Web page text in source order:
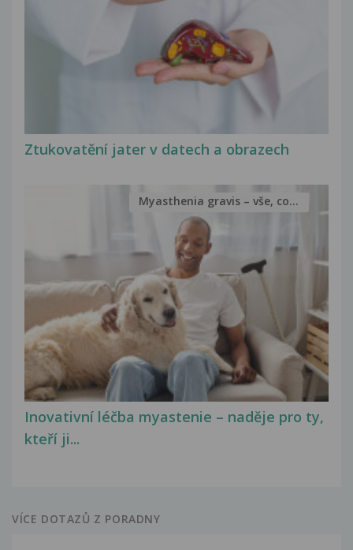
Ztukovatění jater v datech a obrazech
Inovativní léčba myastenie – naděje pro ty,
kteří ji...
Myasthenia gravis – vše, co...
VÍCE DOTAZŮ Z PORADNY